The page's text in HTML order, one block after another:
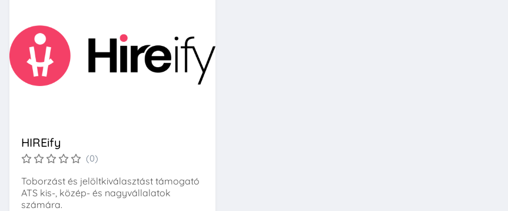
HIREify
(0)
Toborzást és jelöltkiválasztást támogató
ATS kis-, közép- és nagyvállalatok
számára.